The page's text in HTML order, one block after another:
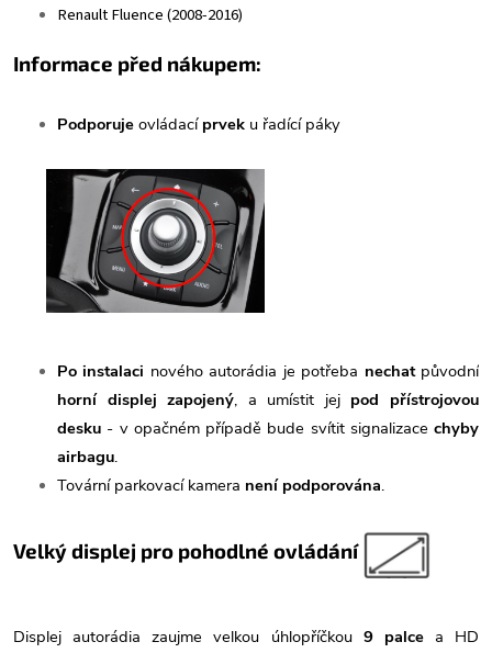
Renault Fluence (2008-2016)
Informace před nákupem:
Podporuje ovládací prvek u řadící páky
Po instalaci nového autorádia je potřeba nechatpůvodní
horní displej zapojený, a umístit jej pod přístrojovou
desku - v opačném případě bude svítit signalizace chyby
airbagu.
Tovární parkovací kamera není podporována.
Velký displej pro pohodlné ovládání
Displej autorádia zaujme velkou úhlopříčkou 9 palcea HD